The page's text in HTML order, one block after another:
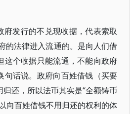
府发行的不兑现收据，代表索取
的法律进入流通的。是向人们借
这个收据只能流通，不能向政府
句话说。政府向百姓借钱（买要
还，所以法币其实是“全额铸币
向百姓借钱不用归还的权利的体